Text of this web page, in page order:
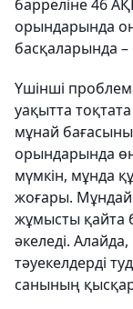
барреліне 46
орындарында
басқаларында
Үшінші
уақытта
мұнай
орындарында
мүмкін, мұнда
жоғары. Мұндай
жұмысты қайта
әкеледі.
тәуекелдерді
санының